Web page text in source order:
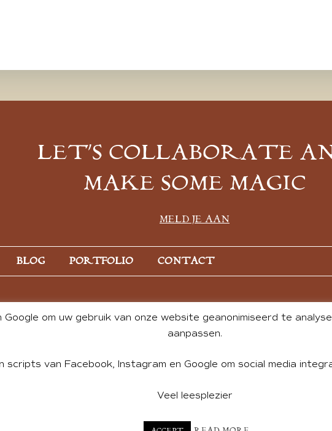
LET’S COLLABORATE
MAKE SOME MAGIC
MELD JE AAN
BLOG PORTFOLIO CONTACT
& CONTENT BY ANDREA DE GROOT. WEBSITE DESIGN BY
om uw gebruik van onze website geanonimiseerd te
aanpassen.
scripts van Facebook, Instagram en Google om social media
Veel leesplezier